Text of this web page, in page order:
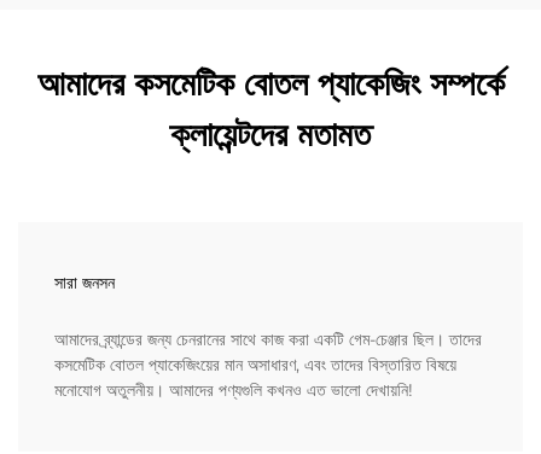
আমাদের কসমেটিক বোতল প্যাকেজিং সম্পর্কে
ক্লায়েন্টদের মতামত
সারা জনসন
আমাদের ব্র্যান্ডের জন্য চেনরানের সাথে কাজ করা একটি গেম-চেঞ্জার ছিল। তাদের
কসমেটিক বোতল প্যাকেজিংয়ের মান অসাধারণ, এবং তাদের বিস্তারিত বিষয়ে
মনোযোগ অতুলনীয়। আমাদের পণ্যগুলি কখনও এত ভালো দেখায়নি!